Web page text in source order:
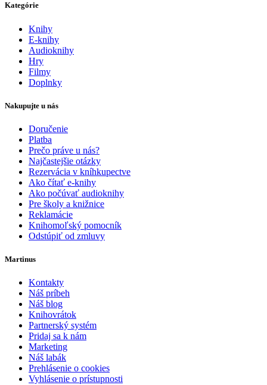
Kategórie
Knihy
E-knihy
Audioknihy
Hry
Filmy
Doplnky
Nakupujte u nás
Doručenie
Platba
Prečo práve u nás?
Najčastejšie otázky
Rezervácia v kníhkupectve
Ako čítať e-knihy
Ako počúvať audioknihy
Pre školy a knižnice
Reklamácie
Knihomoľský pomocník
Odstúpiť od zmluvy
Martinus
Kontakty
Náš príbeh
Náš blog
Knihovrátok
Partnerský systém
Pridaj sa k nám
Marketing
Náš labák
Prehlásenie o cookies
Vyhlásenie o prístupnosti